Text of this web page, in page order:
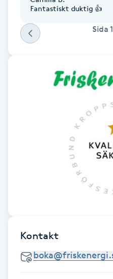
Fotsvamp
Fotvård
Fransförlängning
Fransförlängning Megavolym
Fransk manikyr
Fransrengöring
Fantastiskt duktig 👍
Sida 1
Kontakt